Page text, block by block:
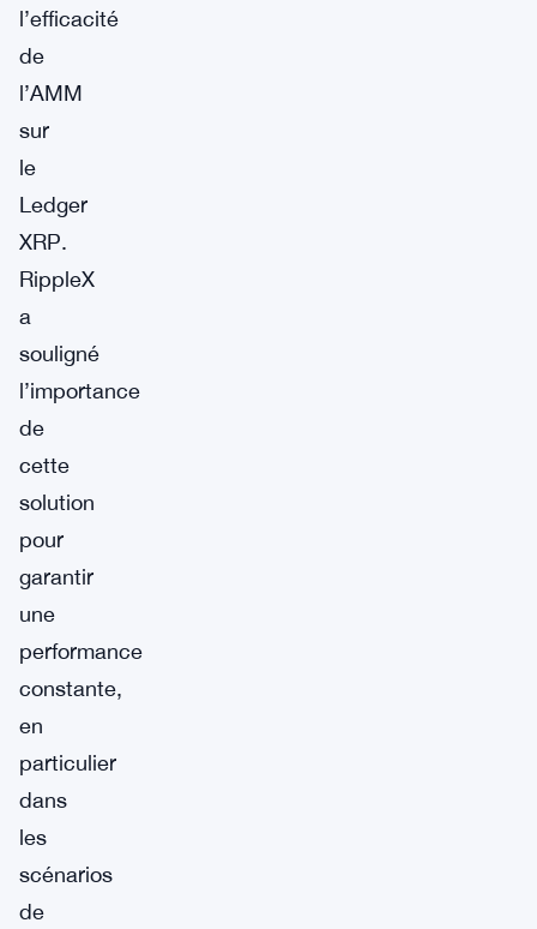
l’efficacité
de
l’AMM
sur
le
Ledger
XRP.
RippleX
a
souligné
l’importance
de
cette
solution
pour
garantir
une
performance
constante,
en
particulier
dans
les
scénarios
de